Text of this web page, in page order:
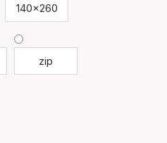
140x260
zip